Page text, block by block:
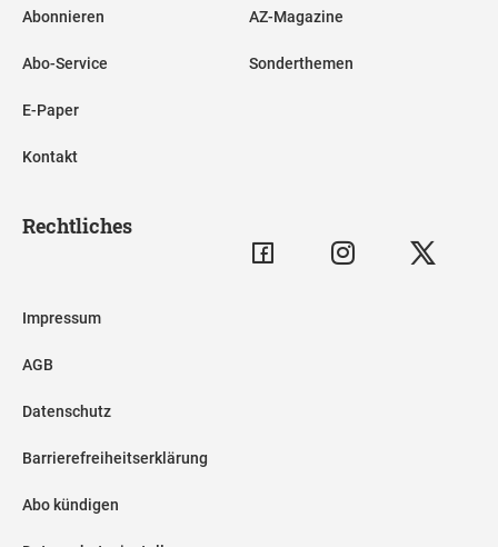
Abonnieren
Abo-Service
E-Paper
Kontakt
AZ-Magazine
Sonderthemen
Rechtliches
Impressum
AGB
Datenschutz
Barrierefreiheitserklärung
Abo kündigen